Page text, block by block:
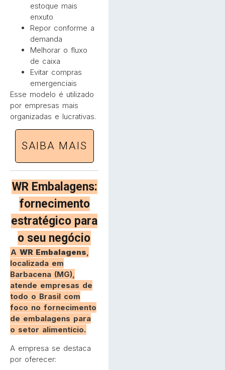
estoque mais
enxuto
Repor conforme a
demanda
Melhorar o fluxo
de caixa
Evitar compras
emergenciais
Esse modelo é utilizado
por empresas mais
organizadas e lucrativas.
SAIBA MAIS
WR Embalagens:
fornecimento
estratégico para
o seu negócio
A WR Embalagens,
localizada em
Barbacena (MG),
atende empresas de
todo o Brasil com
foco no fornecimento
de embalagens para
o setor alimentício.
A empresa se destaca
por oferecer: